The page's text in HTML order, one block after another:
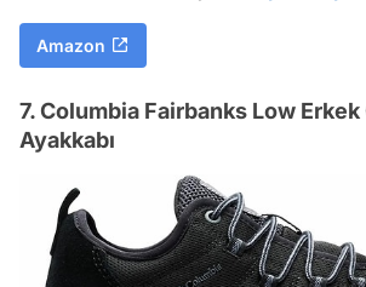
Amazon
7. Columbia Fairbanks Low
Ayakkabı